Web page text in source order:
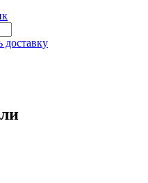
доставку